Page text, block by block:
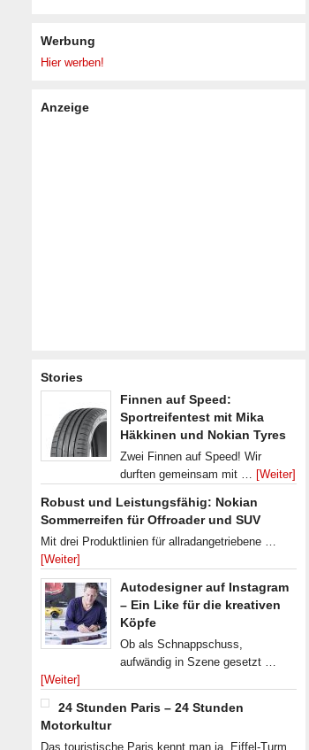
Werbung
Hier werben!
Anzeige
Stories
Finnen auf Speed:
Sportreifentest mit Mika
Häkkinen und Nokian Tyres
Zwei Finnen auf Speed! Wir
durften gemeinsam mit … [Weiter]
Robust und Leistungsfähig: Nokian
Sommerreifen für Offroader und SUV
Mit drei Produktlinien für allradangetriebene …
[Weiter]
Autodesigner auf Instagram
– Ein Like für die kreativen
Köpfe
Ob als Schnappschuss,
aufwändig in Szene gesetzt …
[Weiter]
24 Stunden Paris – 24 Stunden
Motorkultur
Das touristische Paris kennt man ja. Eiffel-Turm,